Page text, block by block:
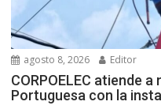
agosto 8, 2026 Editor
CORPOELEC atiende
Portuguesa con la